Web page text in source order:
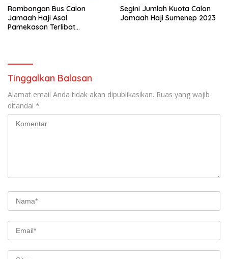
Rombongan Bus Calon
Jamaah Haji Asal
Pamekasan Terlibat
Segini Jumlah Kuota Calon
Jamaah Haji Sumenep 2023
Tinggalkan Balasan
Alamat email Anda tidak akan dipublikasikan. Ruas yang wajib
ditandai *